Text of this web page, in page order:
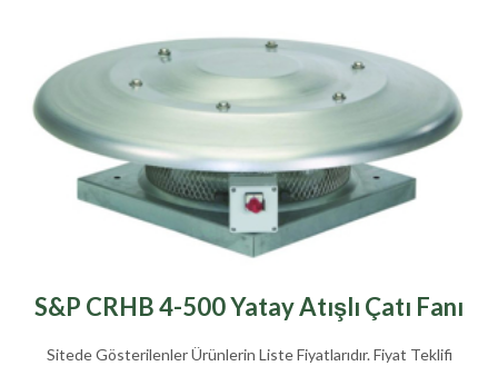
S&P CRHB 4-500 Yatay Atışlı Çatı Fanı
Sitede Gösterilenler Ürünlerin Liste Fiyatlarıdır. Fiyat Teklifi